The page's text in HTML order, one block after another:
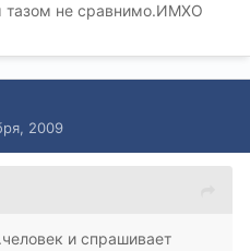
тазом не сравнимо.ИМХО
2009
и спрашивает